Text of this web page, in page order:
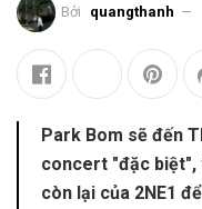
Bởi quangthanh
Park Bom sẽ đến
concert "đặc biệt",
còn lại của 2NE1